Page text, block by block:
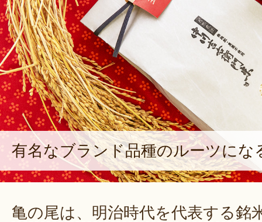
有名なブランド品種のルーツにな
亀の尾は、明治時代を代表する銘